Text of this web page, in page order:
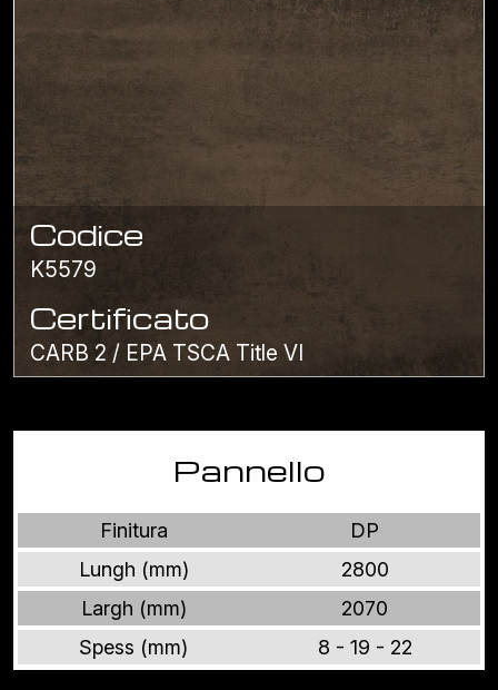
Codice
K5579
Certificato
CARB 2 / EPA TSCA Title VI
Pannello
Finitura
DP
Lungh (mm)
2800
Largh (mm)
2070
Spess (mm)
8 - 19 - 22